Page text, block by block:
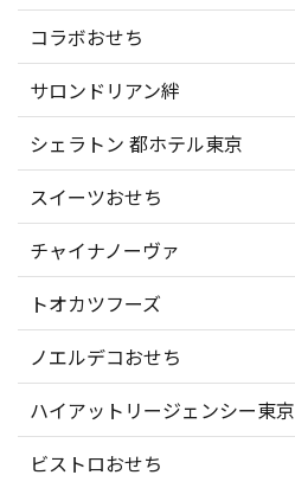
コラボおせち
サロンドリアン絆
シェラトン 都ホテル東京
スイーツおせち
チャイナノーヴァ
トオカツフーズ
ノエルデコおせち
ハイアットリージェンシー東京
ビストロおせち